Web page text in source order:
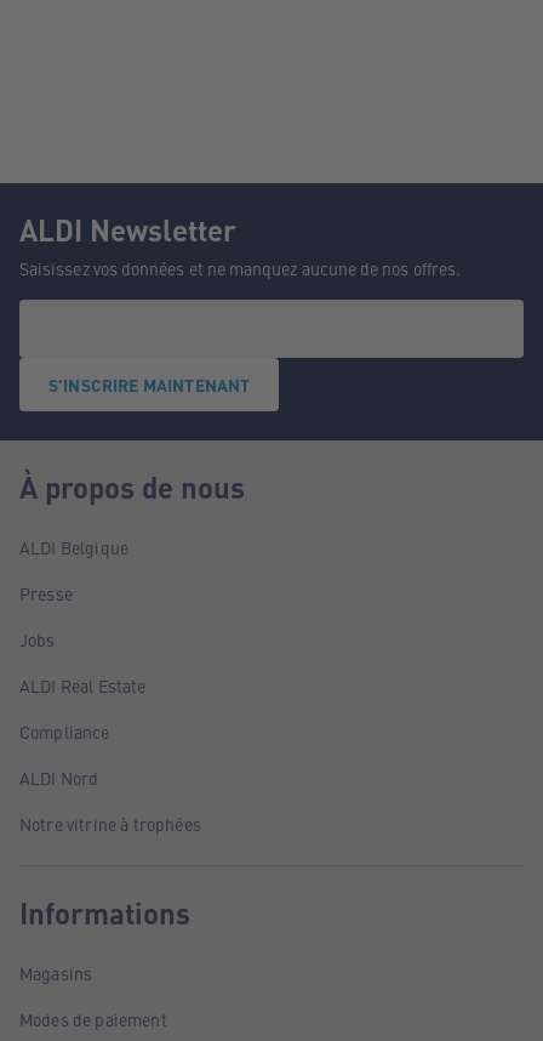
ALDI Newsletter
Saisissez vos données et ne manquez aucune de nos offres.
S'INSCRIRE MAINTENANT
À propos de nous
ALDI Belgique
Presse
Jobs
ALDI Real Estate
Compliance
ALDI Nord
Notre vitrine à trophées
Informations
Magasins
Modes de paiement